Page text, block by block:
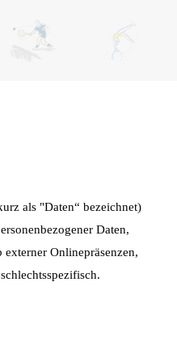
als "Daten“ bezeichnet)
Daten,
Onlinepräsenzen,